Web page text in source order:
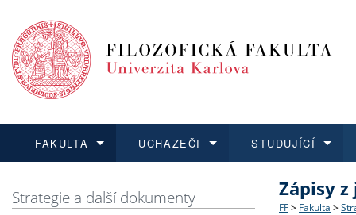
FAKULTA
Struktura
UCHAZEČI
Co
STUDUJÍCÍ
O vědě a
Aktuální
Strategie a další dokumenty Zápisy
FF > Fakulta >